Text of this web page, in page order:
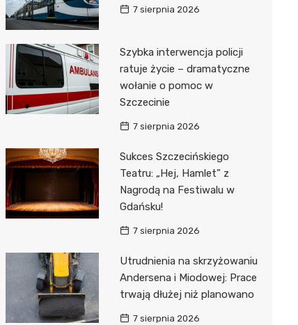
7 sierpnia 2026
Szybka interwencja policji
ratuje życie – dramatyczne
wołanie o pomoc w
Szczecinie
7 sierpnia 2026
Sukces Szczecińskiego
Teatru: „Hej, Hamlet” z
Nagrodą na Festiwalu w
Gdańsku!
7 sierpnia 2026
Utrudnienia na skrzyżowaniu
Andersena i Miodowej: Prace
trwają dłużej niż planowano
7 sierpnia 2026